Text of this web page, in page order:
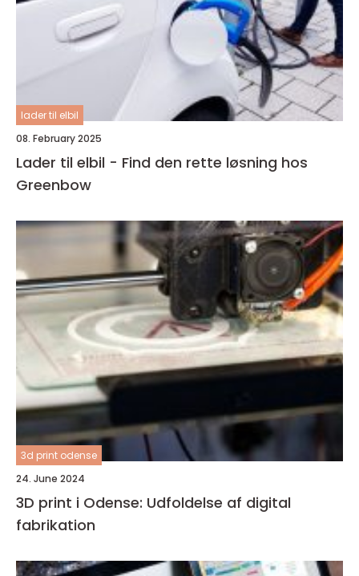
lader til elbil
08. February 2025
Lader til elbil - Find den rette løsning hos
Greenbow
3d print odense
24. June 2024
3D print i Odense: Udfoldelse af digital
fabrikation